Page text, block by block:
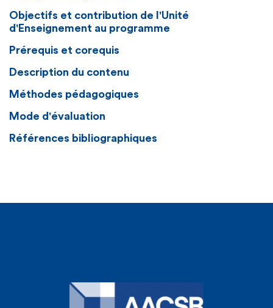
Objectifs et contribution de l'Unité
d'Enseignement au programme
Prérequis et corequis
Description du contenu
Méthodes pédagogiques
Mode d'évaluation
Références bibliographiques